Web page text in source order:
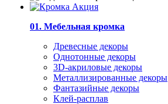
01. Мебельная кромка
Древесные декоры
Однотонные декоры
3D-акриловые декоры
Металлизированные декоры
Фантазийные декоры
Клей-расплав